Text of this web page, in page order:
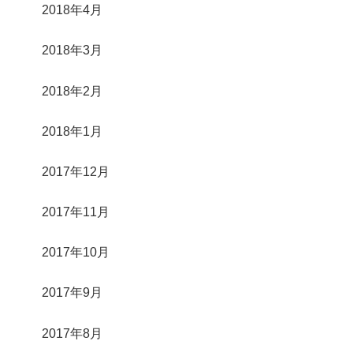
2018年4月
2018年3月
2018年2月
2018年1月
2017年12月
2017年11月
2017年10月
2017年9月
2017年8月